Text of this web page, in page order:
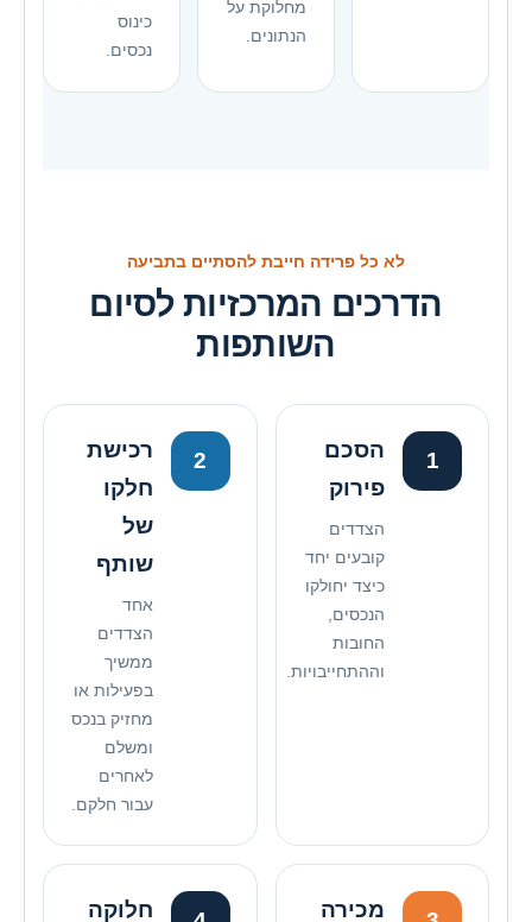
מחלוקת על
הנתונים.
כינוס
נכסים.
לא כל פרידה חייבת להסתיים בתביעה
הדרכים המרכזיות לסיום
השותפות
1
הסכם
פירוק
הצדדים
קובעים יחד
כיצד יחולקו
הנכסים,
החובות
וההתחייבויות.
2
רכישת
חלקו
של
שותף
אחד
הצדדים
ממשיך
בפעילות או
מחזיק בנכס
ומשלם
לאחרים
עבור חלקם.
מכירה חלוקה